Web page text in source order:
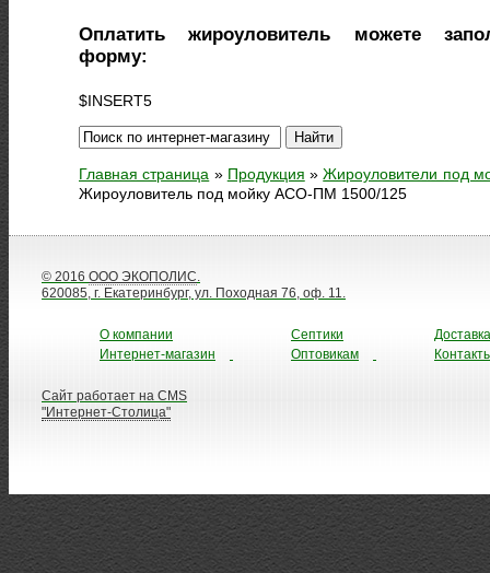
Оплатить жироуловитель можете
форму:
$INSERT5
Главная страница » Продукция » Жироуловители под
Жироуловитель под мойку АСО-ПМ 1500/125
© 2016 ООО ЭКОПОЛИС.
620085, г. Екатеринбург, ул. Походная 76, оф. 11.
О компании
Интернет-магазин
Септики
Оптовикам
Доставка
Сайт работает на CMS
"Интернет-Столица"